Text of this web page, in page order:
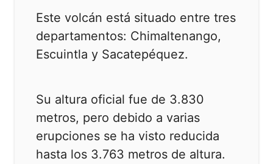
Este volcán está situado entre tres
departamentos: Chimaltenango,
Escuintla y Sacatepéquez.
Su altura oficial fue de 3.830
metros, pero debido a varias
erupciones se ha visto reducida
hasta los 3.763 metros de altura.